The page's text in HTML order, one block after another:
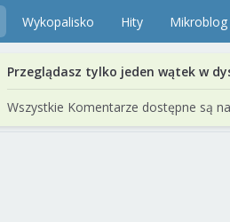
Wykopalisko Hity Mikroblog
Przeglądasz tylko jeden wątek w
Wszystkie Komentarze dostępne są na